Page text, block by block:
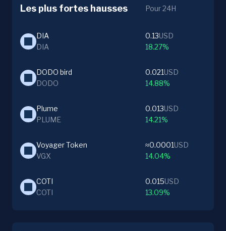
Les plus fortes hausses Pour 24H
DIA
DIA
0.13USD
18.27%
DODO bird
DODO
0.021USD
14.88%
Plume
PLUME
0.013USD
14.21%
Voyager Token
VGX
≈0.0001USD
14.04%
COTI
COTI
0.015USD
13.09%